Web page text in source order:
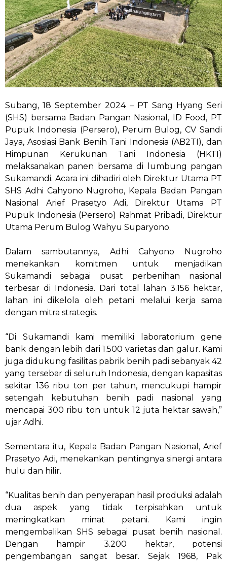
Subang, 18 September 2024 – PT Sang Hyang Seri
(SHS) bersama Badan Pangan Nasional, ID Food, PT
Pupuk Indonesia (Persero), Perum Bulog, CV Sandi
Jaya, Asosiasi Bank Benih Tani Indonesia (AB2TI), dan
Himpunan Kerukunan Tani Indonesia (HKTI)
melaksanakan panen bersama di lumbung pangan
Sukamandi. Acara ini dihadiri oleh Direktur Utama PT
SHS Adhi Cahyono Nugroho, Kepala Badan Pangan
Nasional Arief Prasetyo Adi, Direktur Utama PT
Pupuk Indonesia (Persero) Rahmat Pribadi, Direktur
Utama Perum Bulog Wahyu Suparyono.
Dalam sambutannya, Adhi Cahyono Nugroho
menekankan komitmen untuk menjadikan
Sukamandi sebagai pusat perbenihan nasional
terbesar di Indonesia. Dari total lahan 3.156 hektar,
lahan ini dikelola oleh petani melalui kerja sama
dengan mitra strategis.
“Di Sukamandi kami memiliki laboratorium gene
bank dengan lebih dari 1.500 varietas dan galur. Kami
juga didukung fasilitas pabrik benih padi sebanyak 42
yang tersebar di seluruh Indonesia, dengan kapasitas
sekitar 136 ribu ton per tahun, mencukupi hampir
setengah kebutuhan benih padi nasional yang
mencapai 300 ribu ton untuk 12 juta hektar sawah,”
ujar Adhi.
Sementara itu, Kepala Badan Pangan Nasional, Arief
Prasetyo Adi, menekankan pentingnya sinergi antara
hulu dan hilir.
“Kualitas benih dan penyerapan hasil produksi adalah
dua aspek yang tidak terpisahkan untuk
meningkatkan minat petani. Kami ingin
mengembalikan SHS sebagai pusat benih nasional.
Dengan hampir 3.200 hektar, potensi
pengembangan sangat besar. Sejak 1968, Pak